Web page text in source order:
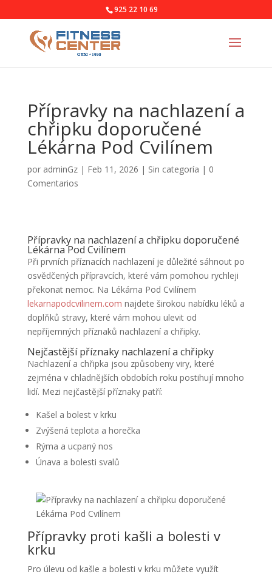
925 22 10 69
Přípravky na nachlazení a
chřipku doporučené
Lékárna Pod Cvilínem
por adminGz| Feb 11, 2026 | Sin categoría | 0
Comentarios
Přípravky na nachlazení a chřipku doporučené
Lékárna Pod Cvilínem
Při prvních příznacích nachlazení je důležité sáhnout po
osvědčených přípravcích, které vám pomohou rychleji
překonat nemoc. Na Lékárna Pod Cvilínem
lekarnapodcvilinem.com najdete širokou nabídku léků a
doplňků stravy, které vám mohou ulevit od
nepříjemných příznaků nachlazení a chřipky.
Nejčastější příznaky nachlazení a chřipky
Nachlazení a chřipka jsou způsobeny viry, které
zejména v chladnějších obdobích roku postihují mnoho
lidí. Mezi nejčastější příznaky patří:
Kašel a bolest v krku
Zvýšená teplota a horečka
Rýma a ucpaný nos
Únava a bolesti svalů
Přípravky proti kašli a bolesti v
krku
Pro úlevu od kašle a bolesti v krku můžete využít